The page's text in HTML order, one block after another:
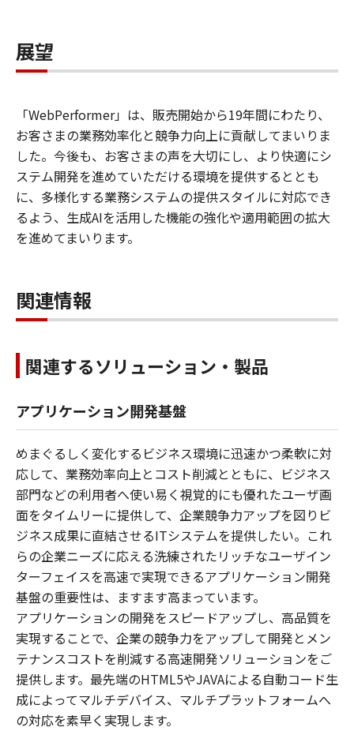
展望
「WebPerformer」は、販売開始から19年間にわたり、
お客さまの業務効率化と競争力向上に貢献してまいりま
した。今後も、お客さまの声を大切にし、より快適にシ
ステム開発を進めていただける環境を提供するととも
に、多様化する業務システムの提供スタイルに対応でき
るよう、生成AIを活用した機能の強化や適用範囲の拡大
を進めてまいります。
関連情報
関連するソリューション・製品
アプリケーション開発基盤
めまぐるしく変化するビジネス環境に迅速かつ柔軟に対
応して、業務効率向上とコスト削減とともに、ビジネス
部門などの利用者へ使い易く視覚的にも優れたユーザ画
面をタイムリーに提供して、企業競争力アップを図りビ
ジネス成果に直結させるITシステムを提供したい。これ
らの企業ニーズに応える洗練されたリッチなユーザイン
ターフェイスを高速で実現できるアプリケーション開発
基盤の重要性は、ますます高まっています。
アプリケーションの開発をスピードアップし、高品質を
実現することで、企業の競争力をアップして開発とメン
テナンスコストを削減する高速開発ソリューションをご
提供します。最先端のHTML5やJAVAによる自動コード生
成によってマルチデバイス、マルチプラットフォームへ
の対応を素早く実現します。